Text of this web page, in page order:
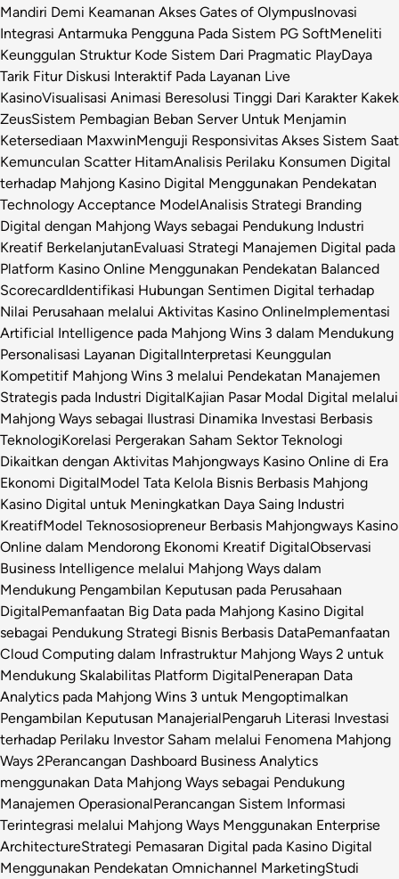
Mandiri Demi Keamanan Akses Gates of OlympusInovasi
Integrasi Antarmuka Pengguna Pada Sistem PG SoftMeneliti
Keunggulan Struktur Kode Sistem Dari Pragmatic PlayDaya
Tarik Fitur Diskusi Interaktif Pada Layanan Live
KasinoVisualisasi Animasi Beresolusi Tinggi Dari Karakter Kakek
ZeusSistem Pembagian Beban Server Untuk Menjamin
Ketersediaan MaxwinMenguji Responsivitas Akses Sistem Saat
Kemunculan Scatter HitamAnalisis Perilaku Konsumen Digital
terhadap Mahjong Kasino Digital Menggunakan Pendekatan
Technology Acceptance ModelAnalisis Strategi Branding
Digital dengan Mahjong Ways sebagai Pendukung Industri
Kreatif BerkelanjutanEvaluasi Strategi Manajemen Digital pada
Platform Kasino Online Menggunakan Pendekatan Balanced
ScorecardIdentifikasi Hubungan Sentimen Digital terhadap
Nilai Perusahaan melalui Aktivitas Kasino OnlineImplementasi
Artificial Intelligence pada Mahjong Wins 3 dalam Mendukung
Personalisasi Layanan DigitalInterpretasi Keunggulan
Kompetitif Mahjong Wins 3 melalui Pendekatan Manajemen
Strategis pada Industri DigitalKajian Pasar Modal Digital melalui
Mahjong Ways sebagai Ilustrasi Dinamika Investasi Berbasis
TeknologiKorelasi Pergerakan Saham Sektor Teknologi
Dikaitkan dengan Aktivitas Mahjongways Kasino Online di Era
Ekonomi DigitalModel Tata Kelola Bisnis Berbasis Mahjong
Kasino Digital untuk Meningkatkan Daya Saing Industri
KreatifModel Teknososiopreneur Berbasis Mahjongways Kasino
Online dalam Mendorong Ekonomi Kreatif DigitalObservasi
Business Intelligence melalui Mahjong Ways dalam
Mendukung Pengambilan Keputusan pada Perusahaan
DigitalPemanfaatan Big Data pada Mahjong Kasino Digital
sebagai Pendukung Strategi Bisnis Berbasis DataPemanfaatan
Cloud Computing dalam Infrastruktur Mahjong Ways 2 untuk
Mendukung Skalabilitas Platform DigitalPenerapan Data
Analytics pada Mahjong Wins 3 untuk Mengoptimalkan
Pengambilan Keputusan ManajerialPengaruh Literasi Investasi
terhadap Perilaku Investor Saham melalui Fenomena Mahjong
Ways 2Perancangan Dashboard Business Analytics
menggunakan Data Mahjong Ways sebagai Pendukung
Manajemen OperasionalPerancangan Sistem Informasi
Terintegrasi melalui Mahjong Ways Menggunakan Enterprise
ArchitectureStrategi Pemasaran Digital pada Kasino Digital
Menggunakan Pendekatan Omnichannel MarketingStudi